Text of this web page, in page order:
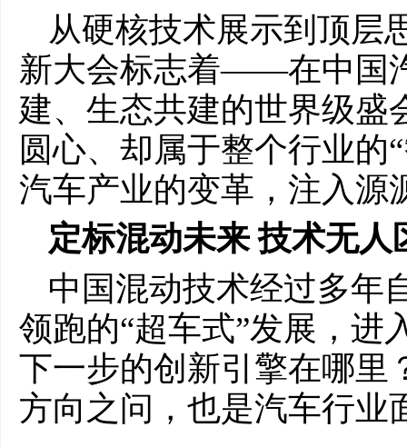
从硬核技术展示到顶层
新大会标志着——在中国
建、生态共建的世界级盛
圆心、却属于整个行业的
汽车产业的变革，注入源
定标混动未来技术无人
中国混动技术经过多年
领跑的“超车式”发展，进
下一步的创新引擎在哪里
方向之问，也是汽车行业